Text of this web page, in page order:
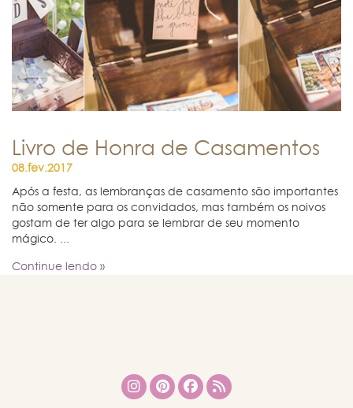
Livro de Honra de Casamentos
08.fev.2017
Após a festa, as lembranças de casamento são importantes
não somente para os convidados, mas também os noivos
gostam de ter algo para se lembrar de seu momento
mágico. ...
Continue lendo »